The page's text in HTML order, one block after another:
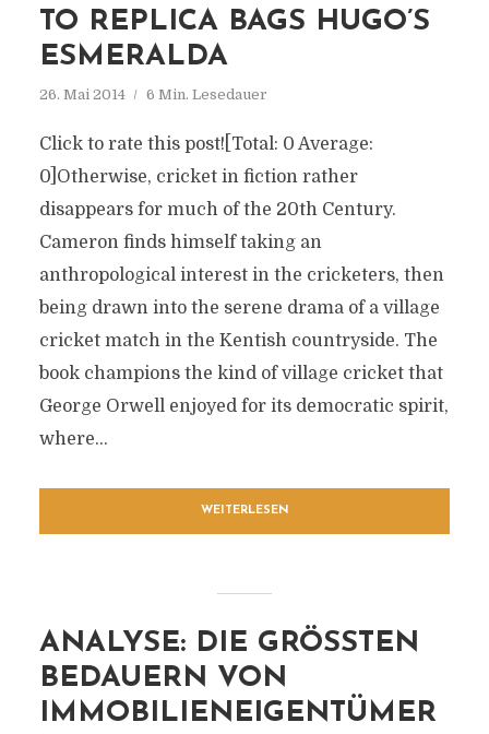
TO REPLICA BAGS HUGO’S
ESMERALDA
26. Mai 2014 6 Min. Lesedauer
Click to rate this post![Total: 0 Average:
0]Otherwise, cricket in fiction rather
disappears for much of the 20th Century.
Cameron finds himself taking an
anthropological interest in the cricketers, then
being drawn into the serene drama of a village
cricket match in the Kentish countryside. The
book champions the kind of village cricket that
George Orwell enjoyed for its democratic spirit,
where...
WEITERLESEN
ANALYSE: DIE GRÖSSTEN B
EDAUERN VON I
MMOBILIENEIGENTÜMERN